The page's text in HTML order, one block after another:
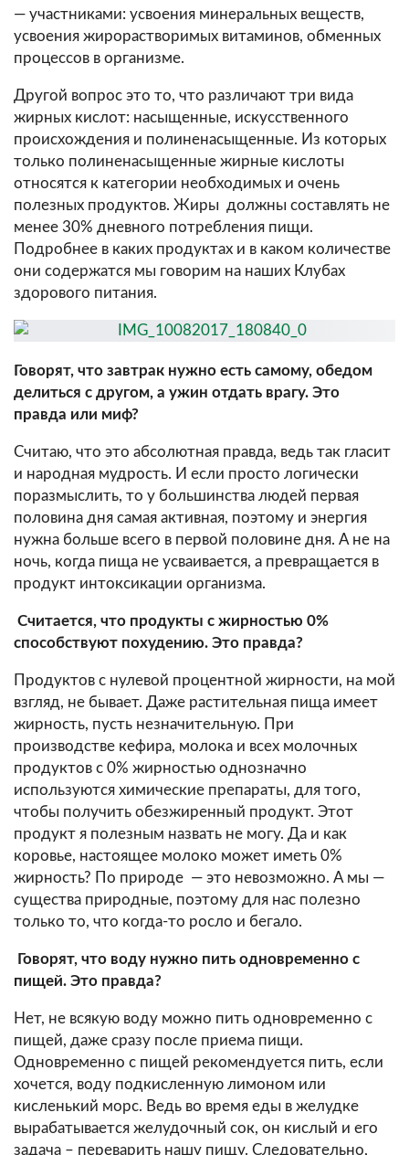
— участниками: усвоения минеральных веществ,
усвоения жирорастворимых витаминов, обменных
процессов в организме.
Другой вопрос это то, что различают три вида
жирных кислот: насыщенные, искусственного
происхождения и полиненасыщенные. Из которых
только полиненасыщенные жирные кислоты
относятся к категории необходимых и очень
полезных продуктов. Жиры должны составлять не
менее 30% дневного потребления пищи.
Подробнее в каких продуктах и в каком количестве
они содержатся мы говорим на наших Клубах
здорового питания.
Говорят, что завтрак нужно есть самому, обедом
делиться с другом, а ужин отдать врагу. Это
правда или миф?
Считаю, что это абсолютная правда, ведь так гласит
и народная мудрость. И если просто логически
поразмыслить, то у большинства людей первая
половина дня самая активная, поэтому и энергия
нужна больше всего в первой половине дня. А не на
ночь, когда пища не усваивается, а превращается в
продукт интоксикации организма.
Считается, что продукты с жирностью 0%
способствуют похудению. Это правда?
Продуктов с нулевой процентной жирности, на мой
взгляд, не бывает. Даже растительная пища имеет
жирность, пусть незначительную. При
производстве кефира, молока и всех молочных
продуктов с 0% жирностью однозначно
используются химические препараты, для того,
чтобы получить обезжиренный продукт. Этот
продукт я полезным назвать не могу. Да и как
коровье, настоящее молоко может иметь 0%
жирность? По природе — это невозможно. А мы —
существа природные, поэтому для нас полезно
только то, что когда-то росло и бегало.
Говорят, что воду нужно пить одновременно с
пищей. Это правда?
Нет, не всякую воду можно пить одновременно с
пищей, даже сразу после приема пищи.
Одновременно с пищей рекомендуется пить, если
хочется, воду подкисленную лимоном или
кисленький морс. Ведь во время еды в желудке
вырабатывается желудочный сок, он кислый и его
задача – переварить нашу пищу. Следовательно,